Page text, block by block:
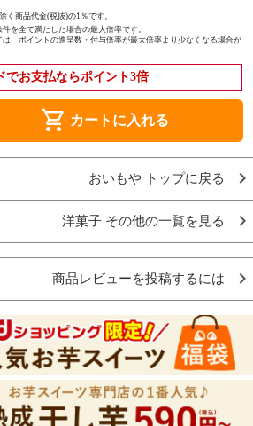
商品代金(税抜)の1％です。
を全て満たした場合の最大倍率です。
、ポイントの進呈数・付与倍率が最大倍率より少なくなる場合が
でお支払ならポイント3倍
shopping_cart カートに入れる
おいもや トップに戻る
洋菓子 その他の一覧を見る
商品レビューを投稿するには